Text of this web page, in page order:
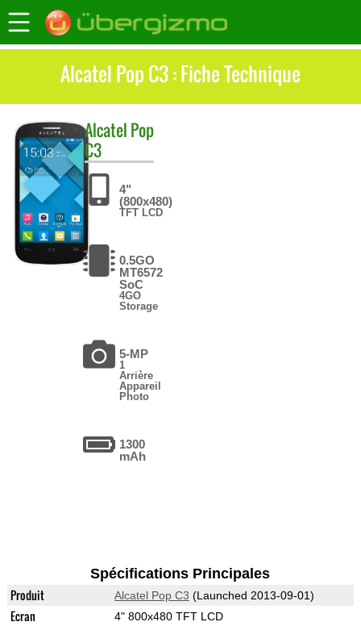
Alcatel Pop C3 : Fiche Technique
Alcatel Pop
C3
4"
(800x480)
TFT LCD
0.5GO
MT6572
SoC
4GO
Storage
5-MP
1
Arrière
Appareil
Photo
1300
mAh
Spécifications Principales
Produit Alcatel Pop C3 (Launched 2013-09-01)
Ecran 4" 800x480 TFT LCD